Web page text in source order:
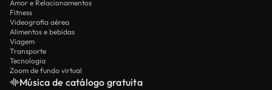
Amor e Relacionamentos
Fitness
Videografia aérea
Alimentos e bebidas
Viagem
Transporte
Tecnologia
Zoom de fundo virtual
Música de catálogo gratuita